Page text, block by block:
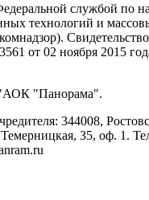
службой по
технологий и
от 02 ноября 2015
"Панорама".
344008,
35, оф. 1.